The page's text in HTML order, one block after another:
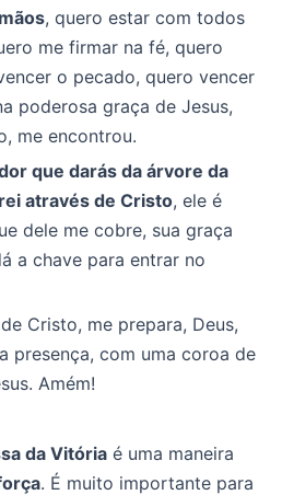
, quero estar com todos
me firmar na fé, quero
o pecado, quero vencer
poderosa graça de Jesus,
me encontrou.
que darás da árvore da
através de Cristo, ele é
dele me cobre, sua graça
a chave para entrar no
Cristo, me prepara, Deus,
presença, com uma coroa de
Amém!
da Vitória é uma maneira
. É muito importante para